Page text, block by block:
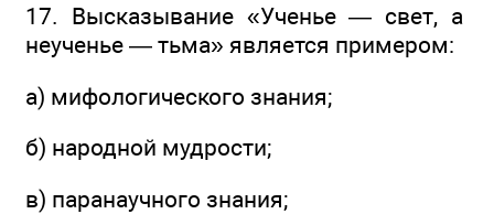
17. Высказывание «Ученье — свет, а
неученье — тьма» является примером:
а) мифологического знания;
б) народной мудрости;
в) паранаучного знания;